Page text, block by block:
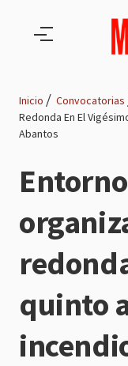
Ruta
de
navegación
Inicio Convocatorias
Redonda En El
Abantos
quinto